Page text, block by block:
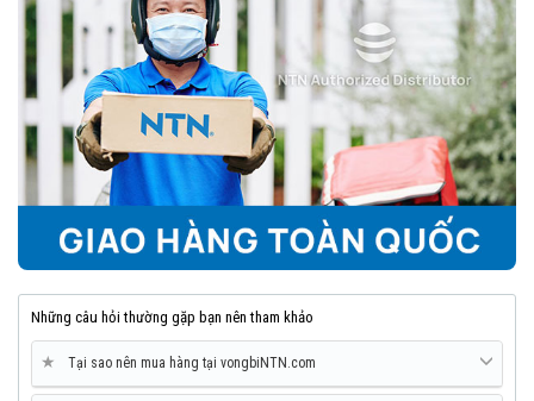
Trên thị trường vòng bi bạc đạn NTN bị làm giả rất nhiều, để lựa
chọn mua đúng vòng bi NTN chính hãng Bạn nên lựa chọn
Đại lý uỷ
quyền NTNđể đảm nguồn gốc sản phẩm chính hãng. VOBICO
vongbiNTN.com) làĐại lý uỷ quyền vòng bi NTN chính hãng
tại Việt Nam
. Liên hệ ngay với chúng tôi nếu Bạn cần tư vấn loại
vòng bi NTN phù hợp với ứng dụng của mình.
Những câu hỏi thường gặp bạn nên tham khảo
★ Tại sao nên mua hàng tại vongbiNTN.com